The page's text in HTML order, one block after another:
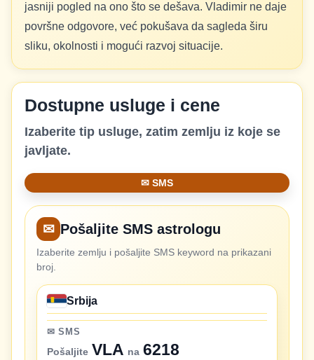
jasniji pogled na ono što se dešava. Vladimir ne daje
površne odgovore, već pokušava da sagleda širu
sliku, okolnosti i mogući razvoj situacije.
Dostupne usluge i cene
Izaberite tip usluge, zatim zemlju iz koje se
javljate.
✉ SMS
✉ Pošaljite SMS astrologu
Izaberite zemlju i pošaljite SMS keyword na prikazani
broj.
Srbija
✉ SMS
Pošaljite VLA na 6218